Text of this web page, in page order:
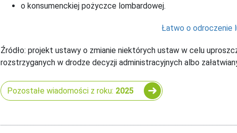
o konsumenckiej pożyczce lombardowej.
Łatwo o odroczenie
Źródło: projekt ustawy o zmianie niektórych ustaw w celu
rozstrzyganych w drodze decyzji administracyjnych albo
Pozostałe wiadomości z roku: 2025